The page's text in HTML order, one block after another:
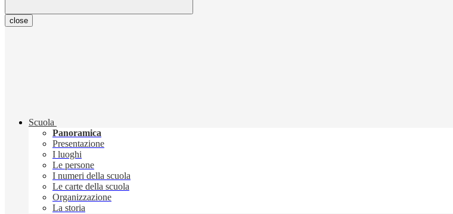
close
Scuola
Panoramica
Presentazione
I luoghi
Le persone
I numeri della scuola
Le carte della scuola
Organizzazione
La storia